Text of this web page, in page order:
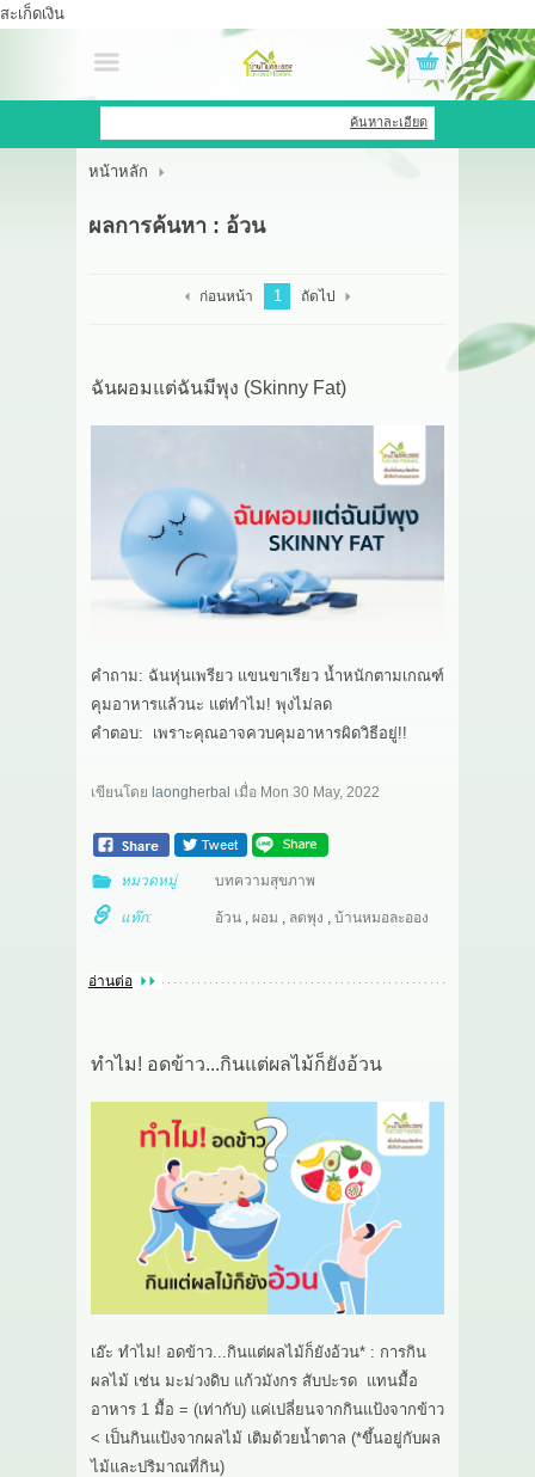
สะเก็ดเงิน
เข้าสู่ระบบ สมัครสมาชิก
สินค้าที่สนใจ
หน้าหลัก
HERBBRIGHT WELLNESS
เกี่ยวกับเรา
ติดต่อเรา
ค้นหาละเอียด
หน้าหลัก
ผลการค้นหา : อ้วน
ก่อนหน้า 1 ถัดไป
ฉันผอมแต่ฉันมีพุง (Skinny Fat)
คำถาม: ฉันหุ่นเพรียว แขนขาเรียว น้ำหนักตามเกณฑ์
คุมอาหารแล้วนะ แต่ทำไม! พุงไม่ลด
คำตอบ: เพราะคุณอาจควบคุมอาหารผิดวิธีอยู่!!
เขียนโดย laongherbal เมื่อ Mon 30 May, 2022
หมวดหมู่ บทความสุขภาพ
แท๊ก: อ้วน, ผอม ลดพุง บ้านหมอละออง
อ่านต่อ
ทำไม! อดข้าว...กินแต่ผลไม้ก็ยังอ้วน
เอ๊ะ ทำไม! อดข้าว...กินแต่ผลไม้ก็ยังอ้วน* : การกิน
ผลไม้ เช่น มะม่วงดิบ แก้วมังกร สับปะรด แทนมื้อ
อาหาร 1 มื้อ = (เท่ากับ) แค่เปลี่ยนจากกินแป้งจากข้าว
< เป็นกินแป้งจากผลไม้ เติมด้วยน้ำตาล (*ขึ้นอยู่กับผล
ไม้และปริมาณที่กิน)